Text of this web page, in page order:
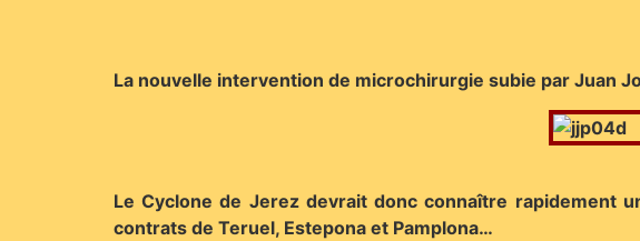
La nouvelle intervention de microchirurgie subie par Juan
Le Cyclone de Jerez devrait donc connaître rapidement
contrats de Teruel, Estepona et Pamplona…